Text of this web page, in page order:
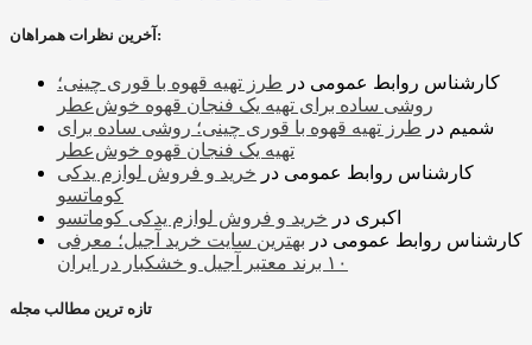
آخرین نظرات همراهان:
کارشناس روابط عمومی در طرز تهیه قهوه با قوری چینی؛
روشی ساده برای تهیه یک فنجان قهوه خوش‌عطر
شمیم در طرز تهیه قهوه با قوری چینی؛ روشی ساده برای
تهیه یک فنجان قهوه خوش‌عطر
کارشناس روابط عمومی در خرید و فروش لوازم یدکی
کوماتسو
اکبری در خرید و فروش لوازم یدکی کوماتسو
کارشناس روابط عمومی در بهترین سایت خرید آجیل؛ معرفی
۱۰ برند معتبر آجیل و خشکبار در ایران
تازه ترین مطالب مجله